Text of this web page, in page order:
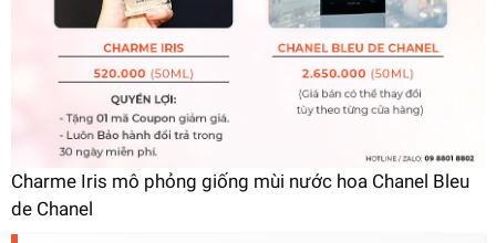
Charme Iris mô phỏng giống mùi nước hoa Chanel Bleu
de Chanel